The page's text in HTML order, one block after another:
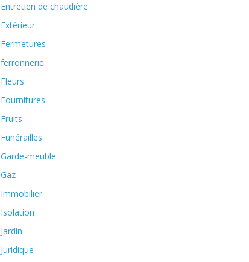
Entretien de chaudière
Extérieur
Fermetures
ferronnerie
Fleurs
Fournitures
Fruits
Funérailles
Garde-meuble
Gaz
Immobilier
Isolation
Jardin
Juridique